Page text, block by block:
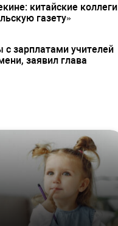
китайские коллеги
газету»
зарплатами учителей
заявил глава